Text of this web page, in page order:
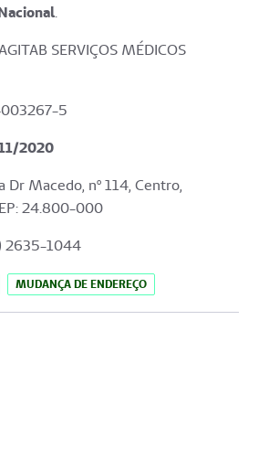
.
SERVIÇOS MÉDICOS
5
2020
Dr Macedo, nº 114, Centro,
24.800-000
2635-1044
MUDANÇA DE ENDEREÇO